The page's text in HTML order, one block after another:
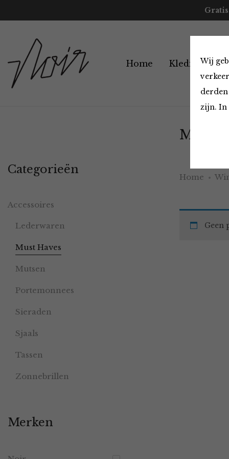
Wij
zijn. In
Home Kleding
Must
Home
Geen
Categorieën
Accessoires
Lederwaren
Must Haves
Mutsen
Portemonnees
Sieraden
Sjaals
Tassen
Zonnebrillen
Merken